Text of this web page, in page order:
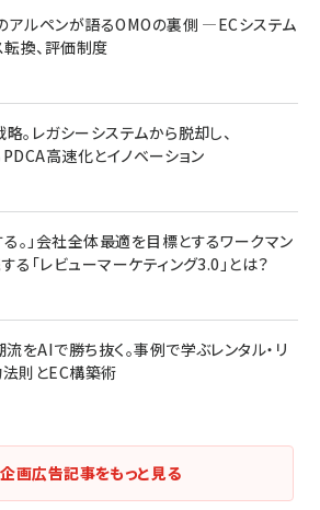
アルペンが語るOMOの裏側 ―ECシステム
転換、評価制度
。レガシーシステムから脱却し、
高速化とイノベーション
る。」会社全体最適を目標とするワークマン
る「レビューマーケティング3.0」とは？
をAIで勝ち抜く。事例で学ぶレンタル・リ
則とEC構築術
企画広告記事をもっと見る